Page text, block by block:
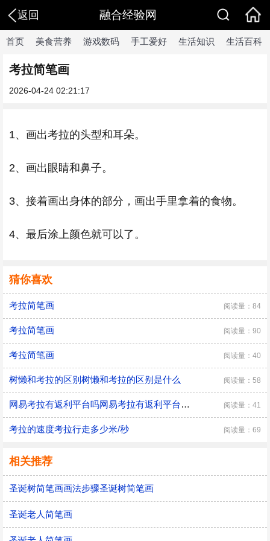
返回 融合经验网
首页 美食营养 游戏数码 手工爱好 生活知识 生活百科
考拉简笔画
2026-04-24 02:21:17
1、画出考拉的头型和耳朵。
2、画出眼睛和鼻子。
3、接着画出身体的部分，画出手里拿着的食物。
4、最后涂上颜色就可以了。
猜你喜欢
考拉简笔画 阅读量：84
考拉简笔画 阅读量：90
考拉简笔画 阅读量：40
树懒和考拉的区别树懒和考拉的区别是什么 阅读量：58
网易考拉有返利平台吗网易考拉有返利平台是真的吗 阅读量：41
考拉的速度考拉行走多少米/秒 阅读量：69
相关推荐
圣诞树简笔画画法步骤圣诞树简笔画
圣诞老人简笔画